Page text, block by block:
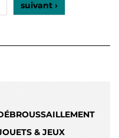
suivant ›
& JEUX